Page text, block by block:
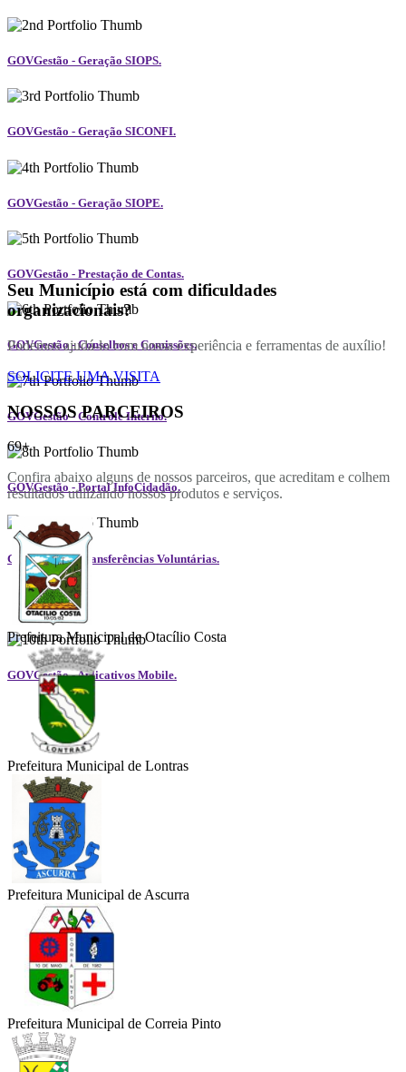
GOVGestão - Geração SIOPS.
GOVGestão - Geração SICONFI.
GOVGestão - Geração SIOPE.
GOVGestão - Prestação de Contas.
GOVGestão - Conselhos e Comissões.
GOVGestão - Controle Interno.
GOVGestão - Portal InfoCidadão.
GOVGestão - Transferências Voluntárias.
GOVGestão - Aplicativos Mobile.
Seu Município está com dificuldades
organizacionais?
Podemos ajudá-lo com nossa experiência e ferramentas de auxílio!
SOLICITE UMA VISITA
NOSSOS PARCEIROS
69+
Confira abaixo alguns de nossos parceiros, que acreditam e colhem
resultados utilizando nossos produtos e serviços.
Prefeitura Municipal de Otacílio Costa
Prefeitura Municipal de Lontras
Prefeitura Municipal de Ascurra
Prefeitura Municipal de Correia Pinto